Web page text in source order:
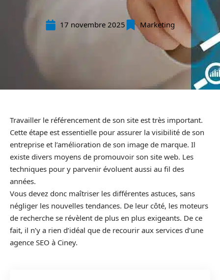
17 novembre 2025 Marketing
Travailler le référencement de son site est très important.
Cette étape est essentielle pour assurer la visibilité de son
entreprise et l’amélioration de son image de marque. Il
existe divers moyens de promouvoir son site web. Les
techniques pour y parvenir évoluent aussi au fil des
années.
Vous devez donc maîtriser les différentes astuces, sans
négliger les nouvelles tendances. De leur côté, les moteurs
de recherche se révèlent de plus en plus exigeants. De ce
fait, il n’y a rien d’idéal que de recourir aux services d’une
agence SEO à Ciney.